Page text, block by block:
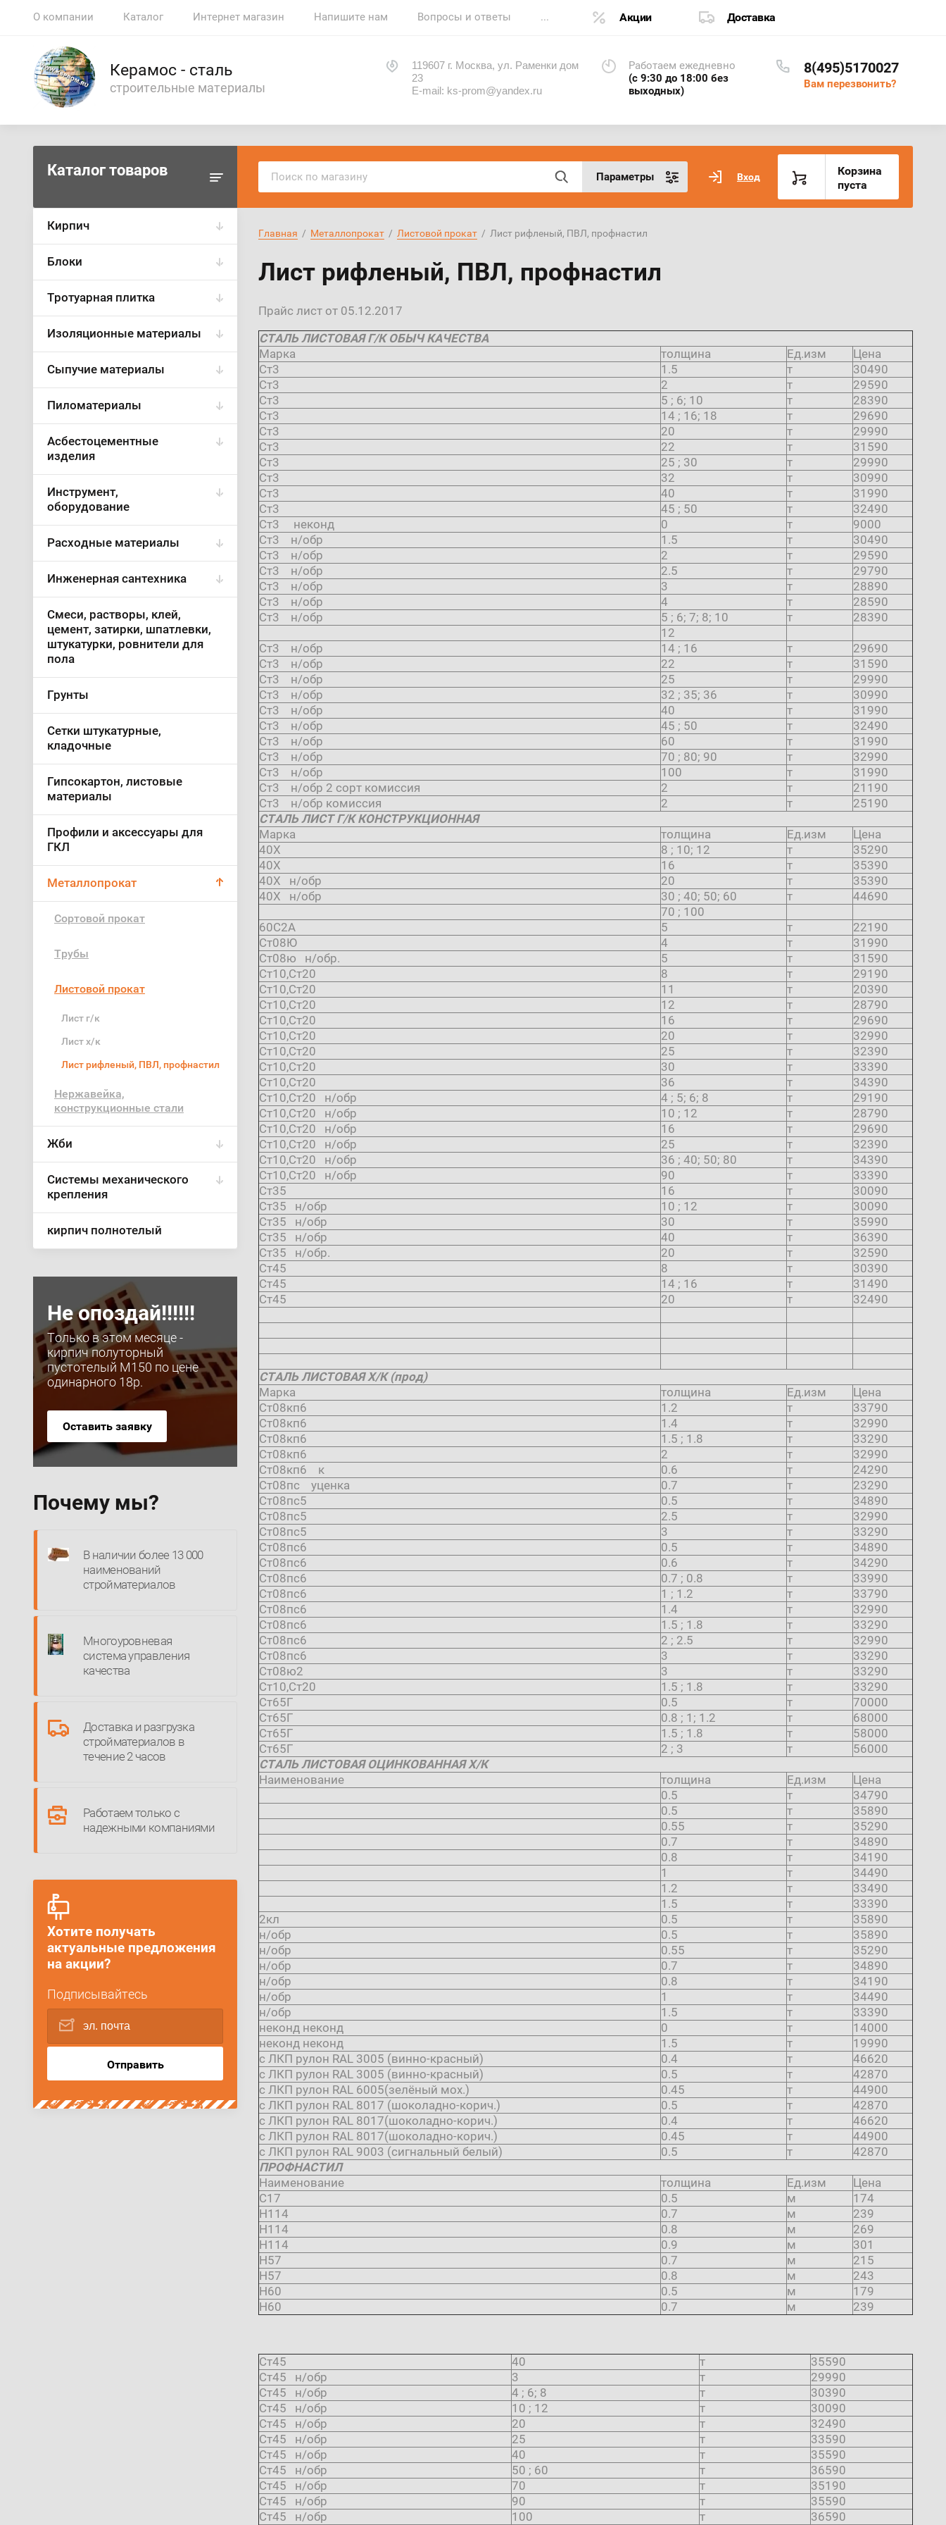
О компании Каталог Интернет магазин Напишите нам Вопросы и ответы ... Акции Доставка
Керамос - сталь
строительные материалы
119607 г. Москва, ул. Раменки дом
23
E-mail: ks-prom@yandex.ru
Работаем ежедневно
(с 9:30 до 18:00 без
выходных)
8(495)5170027
Вам перезвонить?
Каталог товаров Параметры Вход
Корзина
пуста
Кирпич
Блоки
Тротуарная плитка
Изоляционные материалы
Сыпучие материалы
Пиломатериалы
Асбестоцементные
изделия
Инструмент,
оборудование
Расходные материалы
Инженерная сантехника
Смеси, растворы, клей,
цемент, затирки, шпатлевки,
штукатурки, ровнители для
пола
Грунты
Сетки штукатурные,
кладочные
Гипсокартон, листовые
материалы
Профили и аксессуары для
ГКЛ
Металлопрокат
Сортовой прокат
Трубы
Листовой прокат
Лист г/к
Лист х/к
Лист рифленый, ПВЛ, профнастил
Нержавейка,
конструкционные стали
Жби
Cистемы механического
крепления
кирпич полнотелый
Не опоздай!!!!!!
Только в этом месяце -
кирпич полуторный
пустотелый М150 по цене
одинарного 18р.
Оставить заявку
Почему мы?
В наличии более 13 000
наименований
стройматериалов
Многоуровневая
система управления
качества
Доставка и разгрузка
стройматериалов в
течение 2 часов
Работаем только с
надежными компаниями
Хотите получать
актуальные предложения
на акции?
Подписывайтесь
Отправить
Главная
  /
Металлопрокат
  /
Листовой прокат
  /  Лист рифленый, ПВЛ, профнастил
Лист рифленый, ПВЛ, профнастил
Прайс лист от 05.12.2017
СТАЛЬ ЛИСТОВАЯ Г/К ОБЫЧ КАЧЕСТВА
Марка
толщина Ед.изм
Цена
Ст3
1.5 т
30490
Ст3
2 т
29590
Ст3
5 ; 6; 10 т
28390
Ст3
14 ; 16; 18 т
29690
Ст3
20 т
29990
Ст3
22 т
31590
Ст3
25 ; 30 т
29990
Ст3
32 т
30990
Ст3
40 т
31990
Ст3
45 ; 50 т
32490
Ст3 неконд
0 т
9000
Ст3 н/обр
1.5 т
30490
Ст3 н/обр
2 т
29590
Ст3 н/обр
2.5 т
29790
Ст3 н/обр
3 т
28890
Ст3 н/обр
4 т
28590
Ст3 н/обр
5 ; 6; 7; 8; 10 т
28390
12
Ст3 н/обр
14 ; 16 т
29690
Ст3 н/обр
22 т
31590
Ст3 н/обр
25 т
29990
Ст3 н/обр
32 ; 35; 36 т
30990
Ст3 н/обр
40 т
31990
Ст3 н/обр
45 ; 50 т
32490
Ст3 н/обр
60 т
31990
Ст3 н/обр
70 ; 80; 90 т
32990
Ст3 н/обр
100 т
31990
Ст3 н/обр 2 сорт комиссия
2 т
21190
Ст3 н/обр комиссия
2 т
25190
СТАЛЬ ЛИСТ Г/К КОНСТРУКЦИОННАЯ
Марка
толщина Ед.изм
Цена
40Х
8 ; 10; 12 т
35290
40Х
16 т
35390
40Х н/обр
20 т
35390
40Х н/обр
30 ; 40; 50; 60 т
44690
70 ; 100
60С2А
5 т
22190
Ст08Ю
4 т
31990
Ст08ю н/обр.
5 т
31590
Ст10,Ст20
8 т
29190
Ст10,Ст20
11 т
20390
Ст10,Ст20
12 т
28790
Ст10,Ст20
16 т
29690
Ст10,Ст20
20 т
32990
Ст10,Ст20
25 т
32390
Ст10,Ст20
30 т
33390
Ст10,Ст20
36 т
34390
Ст10,Ст20 н/обр
4 ; 5; 6; 8 т
29190
Ст10,Ст20 н/обр
10 ; 12 т
28790
Ст10,Ст20 н/обр
16 т
29690
Ст10,Ст20 н/обр
25 т
32390
Ст10,Ст20 н/обр
36 ; 40; 50; 80 т
34390
Ст10,Ст20 н/обр
90 т
33390
Ст35
16 т
30090
Ст35 н/обр
10 ; 12 т
30090
Ст35 н/обр
30 т
35990
Ст35 н/обр
40 т
36390
Ст35 н/обр.
20 т
32590
Ст45
8 т
30390
Ст45
14 ; 16 т
31490
Ст45
20 т 32490
СТАЛЬ ЛИСТОВАЯ Х/К (прод)
Марка
толщина Ед.изм
Цена
Ст08кп6
1.2 т
33790
Ст08кп6
1.4 т
32990
Ст08кп6
1.5 ; 1.8 т
33290
Ст08кп6
2 т
32990
Ст08кп6 к
0.6 т
24290
Ст08пс уценка
0.7 т
23290
Ст08пс5
0.5 т
34890
Ст08пс5
2.5 т
32990
Ст08пс5
3 т
33290
Ст08пс6
0.5 т
34890
Ст08пс6
0.6 т
34290
Ст08пс6
0.7 ; 0.8 т
33990
Ст08пс6
1 ; 1.2 т
33790
Ст08пс6
1.4 т
32990
Ст08пс6
1.5 ; 1.8 т
33290
Ст08пс6
2 ; 2.5 т
32990
Ст08пс6
3 т
33290
Ст08ю2
3 т
33290
Ст10,Ст20
1.5 ; 1.8 т
33290
Ст65Г
0.5 т
70000
Ст65Г
0.8 ; 1; 1.2 т
68000
Ст65Г
1.5 ; 1.8 т
58000
Ст65Г
2 ; 3 т
56000
СТАЛЬ ЛИСТОВАЯ ОЦИНКОВАННАЯ Х/К
Наименование
толщина Ед.изм
Цена
0.5
т
34790
0.5
т
35890
0.55
т
35290
0.7
т
34890
0.8
т
34190
1
т
34490
1.2
т
33490
1.5
т
33390
2кл
0.5 т
35890
н/обр
0.5 т
35890
н/обр
0.55 т
35290
н/обр
0.7 т
34890
н/обр
0.8 т
34190
н/обр
1 т
34490
н/обр
1.5 т
33390
неконд неконд
0 т
14000
неконд неконд
1.5 т
19990
с ЛКП рулон RAL 3005 (винно-красный)
0.4 т
46620
с ЛКП рулон RAL 3005 (винно-красный)
0.5 т
42870
с ЛКП рулон RAL 6005(зелёный мох.)
0.45 т
44900
с ЛКП рулон RAL 8017 (шоколадно-корич.)
0.5 т
42870
с ЛКП рулон RAL 8017(шоколадно-корич.)
0.4 т
46620
с ЛКП рулон RAL 8017(шоколадно-корич.)
0.45 т
44900
с ЛКП рулон RAL 9003 (сигнальный белый)
0.5 т
42870
ПРОФНАСТИЛ
Наименование
толщина Ед.изм
Цена
C17
0.5 м
174
Н114
0.7 м
239
Н114
0.8 м
269
Н114
0.9 м
301
Н57
0.7 м
215
Н57
0.8 м
243
Н60
0.5 м
179
Н60
0.7 м 239
Ст45 40 т
35590
Ст45 н/обр
3 т
29990
Ст45 н/обр
4 ; 6; 8 т
30390
Ст45 н/обр
10 ; 12 т
30090
Ст45 н/обр
20 т
32490
Ст45 н/обр
25 т
33590
Ст45 н/обр
40 т
35590
Ст45 н/обр
50 ; 60 т
36590
Ст45 н/обр
70 т
35190
Ст45 н/обр
90 т
35590
Ст45 н/обр
100 т 36590